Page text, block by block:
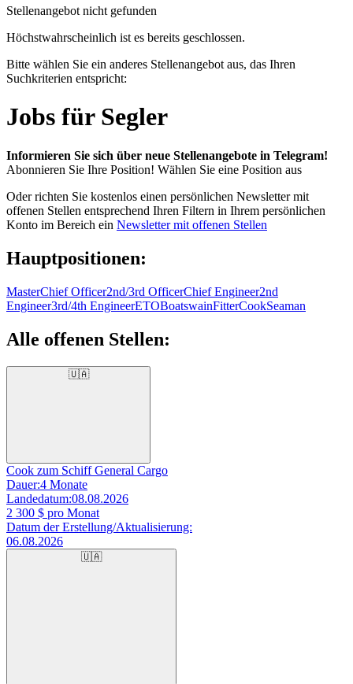
Stellenangebot nicht gefunden
Höchstwahrscheinlich ist es bereits geschlossen.
Bitte wählen Sie ein anderes Stellenangebot aus, das Ihren
Suchkriterien entspricht:
Jobs für Segler
Informieren Sie sich über neue Stellenangebote in Telegram!
Abonnieren Sie Ihre Position! Wählen Sie eine Position aus
Oder richten Sie kostenlos einen persönlichen Newsletter mit
offenen Stellen entsprechend Ihren Filtern in Ihrem persönlichen
Konto im Bereich ein Newsletter mit offenen Stellen
Hauptpositionen:
MasterChief Officer2nd/3rd OfficerChief Engineer2nd
Engineer3rd/4th EngineerETOBoatswainFitterCookSeaman
Alle offenen Stellen:
🇺🇦
Cook zum Schiff General Cargo
Dauer:4 Monate
Landedatum:08.08.2026
2 300 $ pro Monat
Datum der Erstellung/Aktualisierung:
06.08.2026
🇺🇦